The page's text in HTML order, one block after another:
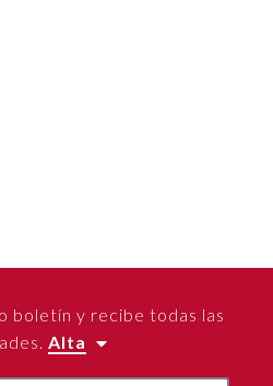
boletín y recibe todas las
Alta